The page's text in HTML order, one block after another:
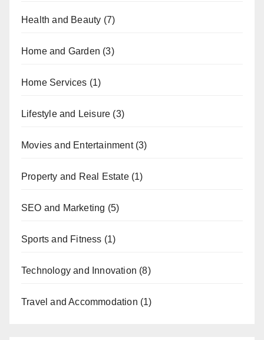
Health and Beauty (7)
Home and Garden (3)
Home Services (1)
Lifestyle and Leisure (3)
Movies and Entertainment(3)
Property and Real Estate(1)
SEO and Marketing (5)
Sports and Fitness (1)
Technology and Innovation (8)
Travel and Accommodation (1)